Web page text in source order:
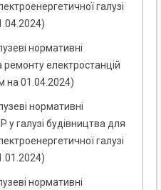
галузі
нормативні
ремонту електростанцій
на 01.04.2024)
нормативні
галузі будівництва для
галузі
нормативні